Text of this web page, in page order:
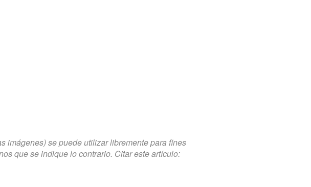
imágenes) se puede utilizar libremente para fines
que se indique lo contrario. Citar este artículo: